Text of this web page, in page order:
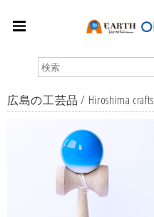
広島の工芸品 / Hiroshima crafts